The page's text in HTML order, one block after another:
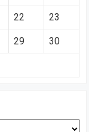
22 23
29 30